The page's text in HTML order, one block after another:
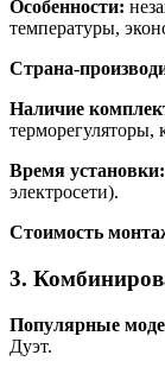
Особенности:
температуры,
Наличие
Время установки:
электросети).
Стоимость
3.
Популярные
Дуэт.